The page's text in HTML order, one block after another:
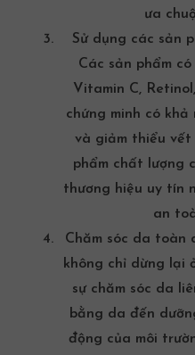
ưa
Sử dụng các sản
Các sản phẩm
Vitamin C,
chứng minh có
và giảm thiểu vết
phẩm chất lượng
thương hiệu uy tín
an
Chăm sóc da toàn
không chỉ dừng lại
sự chăm sóc da
bằng da đến
động của môi